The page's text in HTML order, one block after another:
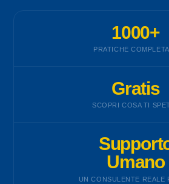
1000+
PRATICHE
Gratis
SCOPRI COSA TI
Umano
UN CONSULENTE REALE